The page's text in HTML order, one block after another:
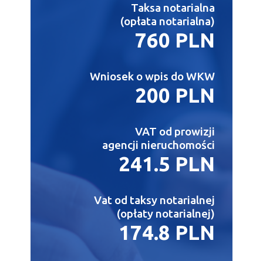
Taksa notarialna
(opłata notarialna)
760 PLN
Wniosek o wpis do WKW
200 PLN
VAT od prowizji
agencji nieruchomości
241.5 PLN
Vat od taksy notarialnej
(opłaty notarialnej)
174.8 PLN